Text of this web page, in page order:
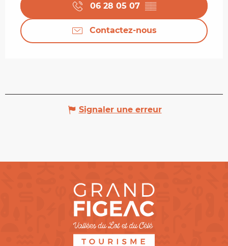
06 28 05 07 ▒▒
Contactez-nous
Signaler une erreur